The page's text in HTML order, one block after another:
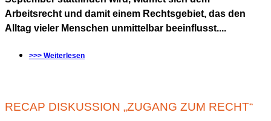
Arbeitsrecht und damit einem Rechtsgebiet, das den
Alltag vieler Menschen unmittelbar beeinflusst....
>>> Weiterlesen
RECAP DISKUSSION „ZUGANG ZUM RECHT“